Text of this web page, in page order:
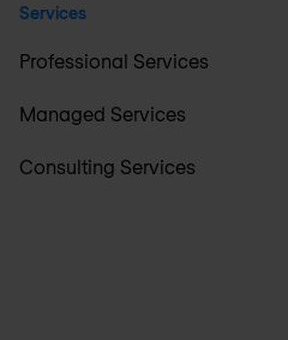
Services
Professional Services
Managed Services
Consulting Services